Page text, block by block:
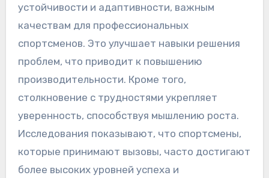
устойчивости и адаптивности, важным
качествам для профессиональных
спортсменов. Это улучшает навыки решения
проблем, что приводит к повышению
производительности. Кроме того,
столкновение с трудностями укрепляет
уверенность, способствуя мышлению роста.
Исследования показывают, что спортсмены,
которые принимают вызовы, часто достигают
более высоких уровней успеха и